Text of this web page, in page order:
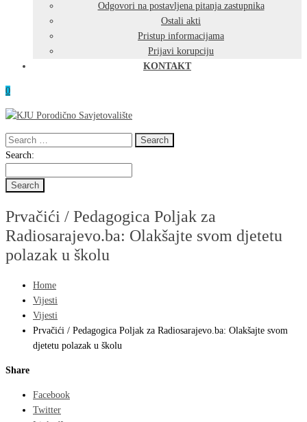
Odgovori na postavljena pitanja zastupnika
Ostali akti
Pristup informacijama
Prijavi korupciju
KONTAKT
0
Search
for:
Search
Search:
Prvačići / Pedagogica Poljak za
Radiosarajevo.ba: Olakšajte svom djetetu
polazak u školu
Home
Vijesti
Vijesti
Prvačići / Pedagogica Poljak za Radiosarajevo.ba: Olakšajte svom
djetetu polazak u školu
Share
Facebook
Twitter